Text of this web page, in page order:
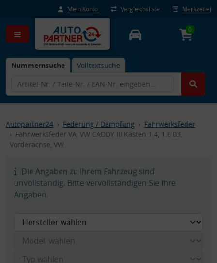
Mein Konto Vergleichsliste Merkzettel
Nummernsuche Volltextsuche
0
Autopartner24 Federung / Dämpfung
Fahrwerksfeder
Fahrwerksfeder VA, VW CADDY III Kasten 1.4, 1.6 03,
Vorderachse, VW
Die Angaben zu Ihrem Fahrzeug sind
unvollständig. Bitte vervollständigen Sie Ihre
Angaben.